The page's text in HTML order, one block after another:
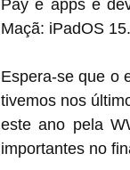
Pay e apps e
Maçã: iPadOS
Espera-se que o
tivemos nos
este ano pela
importantes no